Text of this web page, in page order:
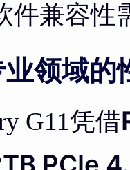
件兼容性
领域的
G11凭借